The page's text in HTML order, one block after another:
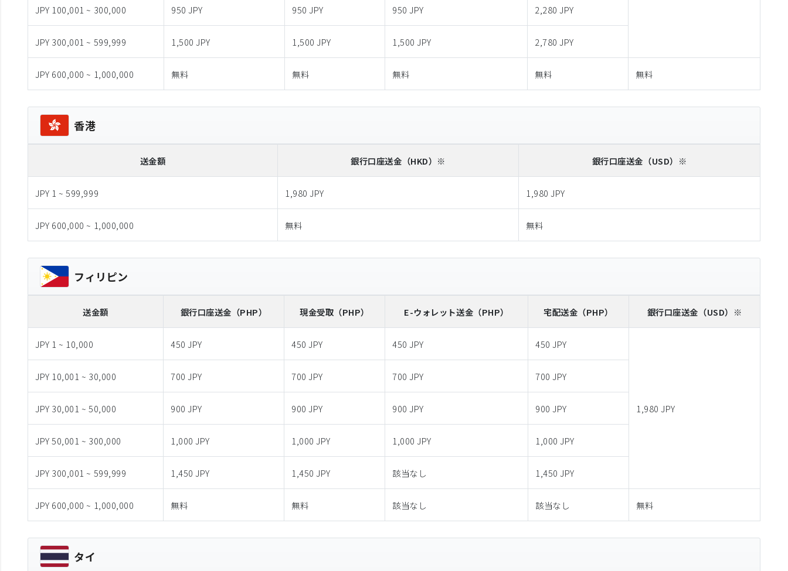
JPY 100,001 ~ 300,000 950 JPY 950 JPY 950 JPY 2,280 JPY
JPY 300,001 ~ 599,999 1,500 JPY 1,500 JPY 1,500 JPY 2,780 JPY
JPY 600,000 ~ 1,000,000 無料 無料 無料 無料 無料
香港
送金額 銀行口座送金 （HKD）※ 銀行口座送金 （USD）※
JPY 1 ~ 599,999 1,980 JPY 1,980 JPY
JPY 600,000 ~ 1,000,000 無料 無料
フィリピン
送金額 銀行口座送金 （PHP） 現金受取 （PHP） E-ウォレット送金 （PHP） 宅配送金 （PHP） 銀行口座送金 （USD）※
JPY 1 ~ 10,000 450 JPY 450 JPY 450 JPY 450 JPY
1,980 JPY
JPY 10,001 ~ 30,000 700 JPY 700 JPY 700 JPY 700 JPY
JPY 30,001 ~ 50,000 900 JPY 900 JPY 900 JPY 900 JPY
JPY 50,001 ~ 300,000 1,000 JPY 1,000 JPY 1,000 JPY 1,000 JPY
JPY 300,001 ~ 599,999 1,450 JPY 1,450 JPY 該当なし 1,450 JPY
JPY 600,000 ~ 1,000,000 無料 無料 該当なし 該当なし 無料
タイ